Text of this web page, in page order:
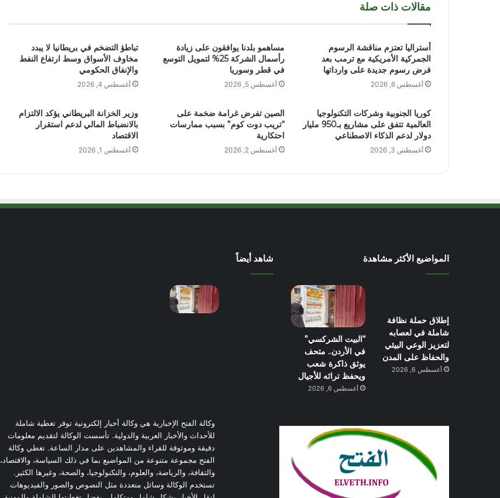
مقالات ذات صلة
أستراليا تعتزم مناقشة الرسوم
الجمركية الأمريكية مع ترمب بعد
فرض رسوم جديدة على وارداتها
أغسطس 6, 2026
مساهمو بلدنا يوافقون على زيادة
رأسمال الشركة 25% لتمويل التوسع
في قطر وسوريا
أغسطس 5, 2026
تباطؤ التضخم في بريطانيا لا يبدد
مخاوف الأسواق وسط ارتفاع النفط
والإنفاق الحكومي
أغسطس 4, 2026
كوريا الجنوبية وشركات التكنولوجيا
العالمية تتفق على مشاريع بـ950 مليار
دولار لدعم الذكاء الاصطناعي
أغسطس 3, 2026
الصين تفرض غرامة ضخمة على
“تريب دوت كوم” بسبب ممارسات
احتكارية
أغسطس 2, 2026
وزير الخزانة البريطاني يؤكد الالتزام
بالانضباط المالي لدعم استقرار
الاقتصاد
أغسطس 1, 2026
المواضيع الأكثر مشاهدة
إطلاق حملة نظافة
شاملة في لعصابه
لتعزيز الوعي البيئي
والحفاظ على المدن
أغسطس 6, 2026
“البيت الشركسي”
في الأردن.. متحف
يوثق ذاكرة شعب
ويحفظ تراثه للأجيال
أغسطس 6, 2026
شاهد أيضاً
وكالة الفتح الإخبارية هي وكالة أخبار إلكترونية توفر تغطية شاملة
للأحداث والأخبار العربية والدولية. تأسست الوكالة لتقديم معلومات
دقيقة وموثوقة للقراء والمشاهدين على مدار الساعة. تغطي وكالة
الفتح مجموعة متنوعة من المواضيع بما في ذلك السياسة، والاقتصاد،
والثقافة، والرياضة، والعلوم، والتكنولوجيا، والصحة، وغيرها الكثير.
تستخدم الوكالة وسائل متعددة مثل النصوص والصور والفيديوهات